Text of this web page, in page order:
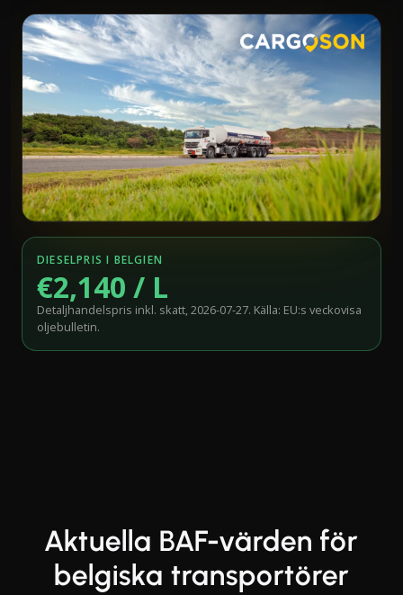
DIESELPRIS I BELGIEN
€2,140 / L
Detaljhandelspris inkl. skatt, 2026-07-27. Källa: EU:s veckovisa
oljebulletin.
Aktuella BAF-värden för
belgiska transportörer